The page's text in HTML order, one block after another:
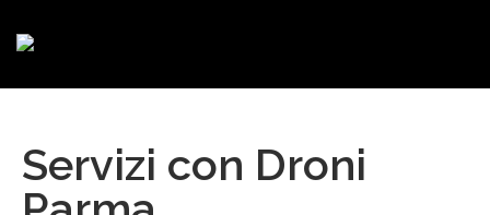
Servizi con Droni